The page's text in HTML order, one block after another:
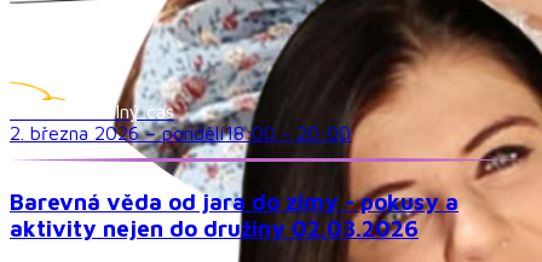
Družina a volný čas
2. března 2026– pondělí18:00 - 20:00
Barevná věda od jara do zimy - pokusy a
aktivity nejen do družiny 02.03.2026